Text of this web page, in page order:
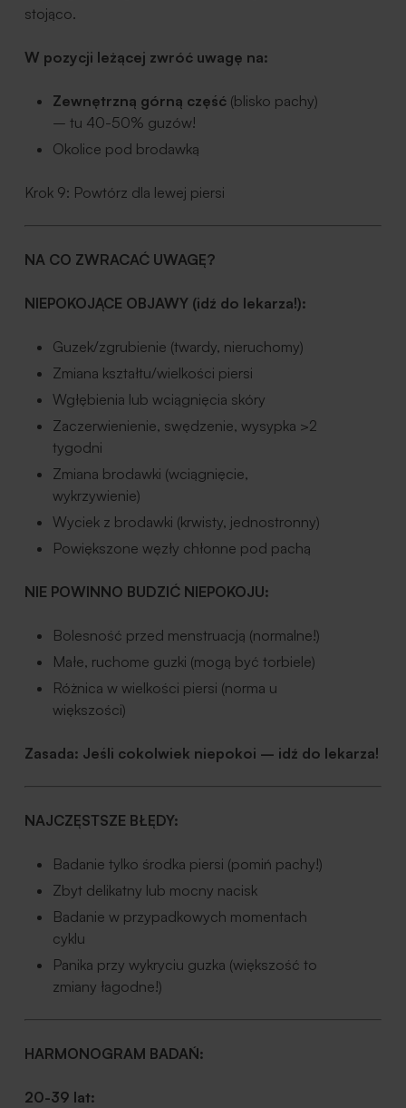
stojąco.
W pozycji leżącej zwróć uwagę na:
Zewnętrzną górną część (blisko pachy)
– tu 40-50% guzów!
Okolice pod brodawką
Krok 9: Powtórz dla lewej piersi
NA CO ZWRACAĆ UWAGĘ?
NIEPOKOJĄCE OBJAWY (idź do lekarza!):
Guzek/zgrubienie (twardy, nieruchomy)
Zmiana kształtu/wielkości piersi
Wgłębienia lub wciągnięcia skóry
Zaczerwienienie, swędzenie, wysypka >2
tygodni
Zmiana brodawki (wciągnięcie,
wykrzywienie)
Wyciek z brodawki (krwisty, jednostronny)
Powiększone węzły chłonne pod pachą
NIE POWINNO BUDZIĆ NIEPOKOJU:
Bolesność przed menstruacją (normalne!)
Małe, ruchome guzki (mogą być torbiele)
Różnica w wielkości piersi (norma u
większości)
Zasada: Jeśli cokolwiek niepokoi – idź do lekarza!
NAJCZĘSTSZE BŁĘDY:
Badanie tylko środka piersi (pomiń pachy!)
Zbyt delikatny lub mocny nacisk
Badanie w przypadkowych momentach
cyklu
Panika przy wykryciu guzka (większość to
zmiany łagodne!)
HARMONOGRAM BADAŃ:
20-39 lat: